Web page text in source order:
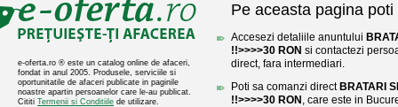
e-oferta.ro ® este un catalog online de afaceri,
fondat in anul 2005. Produsele, serviciile si
oportunitatile de afaceri publicate in paginile
noastre apartin persoanelor care le-au publicat.
Cititi Termenii si Conditiile de utilizare.
Pe aceasta pagina poti
Accesezi detaliile anuntului
!!>>>>30 RON si contactezi
direct, fara intermediari.
Poti sa comanzi direct BRATARI
!!>>>>30 RON , care este in